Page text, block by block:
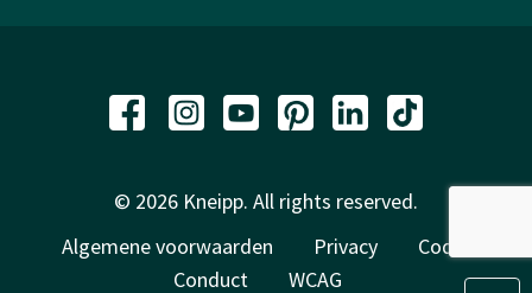
© 2026 Kneipp. All rights reserved.
Algemene voorwaarden
Privacy
Code of
Conduct
WCAG